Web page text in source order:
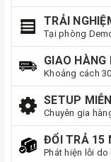
TRẢI
Tại phòng
GIAO HÀNG
Khoảng cách
SETUP
Chuyên gia
ĐỔI TRẢ 15
Phát hiện lỗi do